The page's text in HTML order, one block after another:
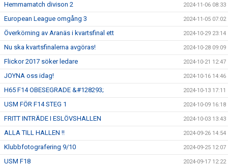
Hemmamatch divison 2 2024-11-06 08:33
European League omgång 3 2024-11-05 07:02
Överkörning av Aranäs i kvartsfinal ett 2024-10-29 23:14
Nu ska kvartsfinalerna avgöras! 2024-10-28 09:09
Flickor 2017 söker ledare 2024-10-21 12:47
JOYNA oss idag! 2024-10-16 14:46
H65 F14 OBESEGRADE &#128293; 2024-10-13 17:11
USM FÖR F14 STEG 1 2024-10-09 16:18
FRITT INTRÄDE I ESLÖVSHALLEN 2024-10-03 13:43
ALLA TILL HALLEN !! 2024-09-26 14:54
Klubbfotografering 9/10 2024-09-25 12:07
USM F18 2024-09-17 12:22